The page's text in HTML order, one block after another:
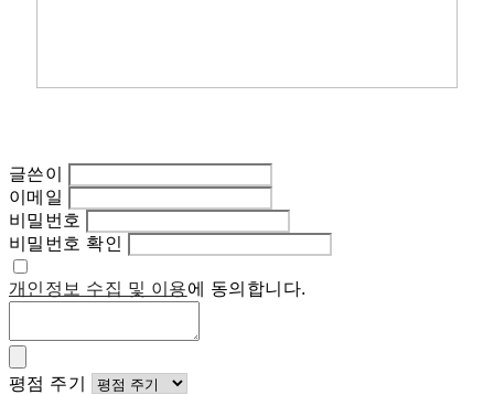
글쓴이
이메일
비밀번호
비밀번호 확인
개인정보 수집 및 이용에 동의합니다.
평점 주기